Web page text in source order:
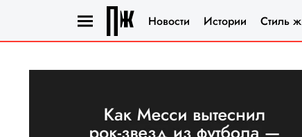
Новости Истории Стиль